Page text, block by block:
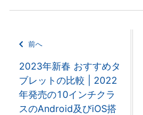
前へ
2023年新春 おすすめタ
ブレットの比較 | 2022
年発売の10インチクラ
スのAndroid及びiOS搭